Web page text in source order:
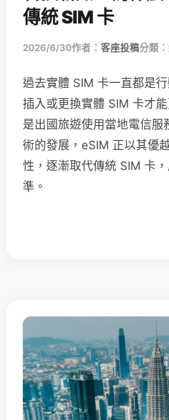
傳統 SIM 卡
2026/6/30作者： 客座投稿分類：
過去實體 SIM 卡一直都是
插入或更換實體 SIM 卡才
是出國旅遊使用當地電信
術的發展，eSIM 正以其優
性，逐漸取代傳統 SIM 卡
準。